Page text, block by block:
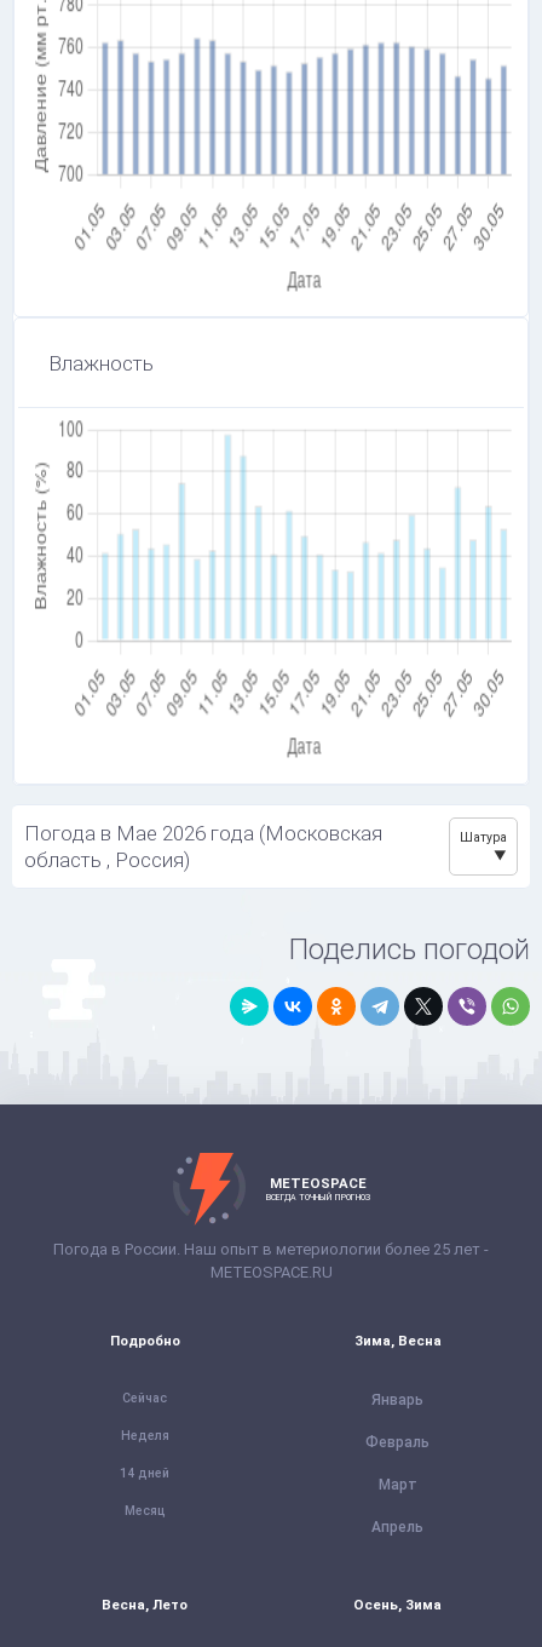
Влажность
Погода в Мае 2026 года (Московская
область , Россия)
Шатура
Поделись погодой
METEOSPACE
ВСЕГДА ТОЧНЫЙ ПРОГНОЗ
Погода в России. Наш опыт в метериологии более 25 лет -
METEOSPACE.RU
Подробно
Сейчас
Неделя
14 дней
Месяц
Зима, Весна
Январь
Февраль
Март
Апрель
Весна, Лето Осень, Зима